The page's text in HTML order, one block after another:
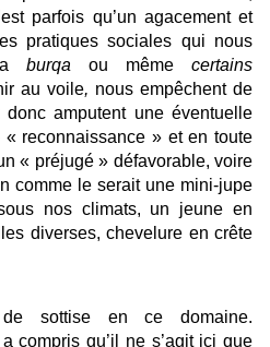
parfois qu’un agacement et
pratiques sociales qui nous
burqa ou même certains
au voile, nous empêchent de
amputent une éventuelle
reconnaissance » et en toute
« préjugé » défavorable, voire
comme le serait une mini-jupe
nos climats, un jeune en
diverses, chevelure en crête
sottise en ce domaine.
compris qu’il ne s’agit ici que